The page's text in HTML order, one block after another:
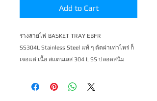
Add to Cart
รางสายไฟ BASKET TRAY EBFR
SS304L Stainless Steel แท้ ๆ ตัดผ่าเท่าไหร่ ก็
เจอแต่ เนื้อ สแตนเลส 304 L SS ปลอดสนิม